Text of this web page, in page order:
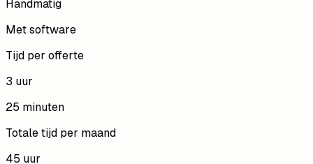
Handmatig
Met software
Tijd per offerte
3 uur
25 minuten
Totale tijd per maand
45 uur